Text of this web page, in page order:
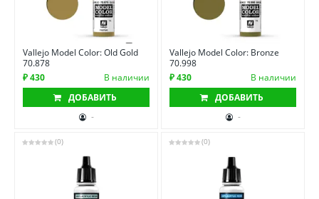
Vallejo Model Color: Old Gold
70.878
₽ 430
В наличии
ДОБАВИТЬ
-
Vallejo Model Color: Bronze
70.998
₽ 430
В наличии
ДОБАВИТЬ
-
(0) (0)